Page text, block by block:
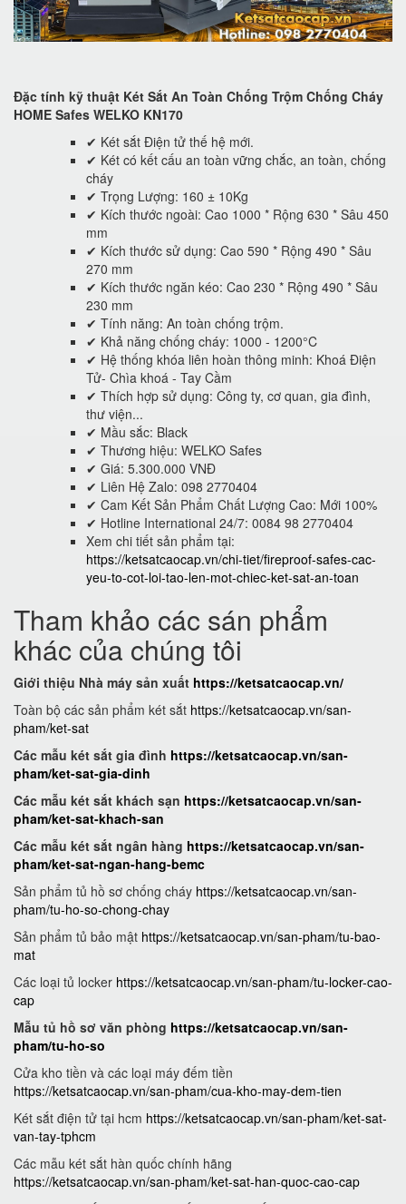
Đặc tính kỹ thuật Két Sắt An Toàn Chống Trộm Chống Cháy
HOME Safes WELKO KN170
✔ Két sắt Điện tử thế hệ mới.
✔ Két có kết cấu an toàn vững chắc, an toàn, chống
cháy
✔ Trọng Lượng: 160 ± 10Kg
✔ Kích thước ngoài: Cao 1000 * Rộng 630 * Sâu 450
mm
✔ Kích thước sử dụng: Cao 590 * Rộng 490 * Sâu
270 mm
✔ Kích thước ngăn kéo: Cao 230 * Rộng 490 * Sâu
230 mm
✔ Tính năng: An toàn chống trộm.
✔ Khả năng chống cháy: 1000 - 1200°C
✔ Hệ thống khóa liên hoàn thông minh: Khoá Điện
Tử- Chìa khoá - Tay Cầm
✔ Thích hợp sử dụng: Công ty, cơ quan, gia đình,
thư viện...
✔ Mầu sắc: Black
✔ Thương hiệu: WELKO Safes
✔ Giá: 5.300.000 VNĐ
✔ Liên Hệ Zalo: 098 2770404
✔ Cam Kết Sản Phẩm Chất Lượng Cao: Mới 100%
✔ Hotline International 24/7: 0084 98 2770404
Xem chi tiết sản phẩm tại:
https://ketsatcaocap.vn/chi-tiet/fireproof-safes-cac-
yeu-to-cot-loi-tao-len-mot-chiec-ket-sat-an-toan
Tham khảo các sán phẩm
khác của chúng tôi
Giới thiệu Nhà máy sản xuất https://ketsatcaocap.vn/
Toàn bộ các sản phẩm két sắt https://ketsatcaocap.vn/san-
pham/ket-sat
Các mẫu két sắt gia đình https://ketsatcaocap.vn/san-
pham/ket-sat-gia-dinh
Các mẫu két sắt khách sạn https://ketsatcaocap.vn/san-
pham/ket-sat-khach-san
Các mẫu két sắt ngân hàng https://ketsatcaocap.vn/san-
pham/ket-sat-ngan-hang-bemc
Sản phẩm tủ hồ sơ chống cháy https://ketsatcaocap.vn/san-
pham/tu-ho-so-chong-chay
Sản phẩm tủ bảo mật https://ketsatcaocap.vn/san-pham/tu-bao-
mat
Các loại tủ locker https://ketsatcaocap.vn/san-pham/tu-locker-cao-
cap
Mẫu tủ hồ sơ văn phòng https://ketsatcaocap.vn/san-
pham/tu-ho-so
Cửa kho tiền và các loại máy đếm tiền
https://ketsatcaocap.vn/san-pham/cua-kho-may-dem-tien
Két sắt điện tử tại hcm https://ketsatcaocap.vn/san-pham/ket-sat-
van-tay-tphcm
Các mẫu két sắt hàn quốc chính hãng
https://ketsatcaocap.vn/san-pham/ket-sat-han-quoc-cao-cap